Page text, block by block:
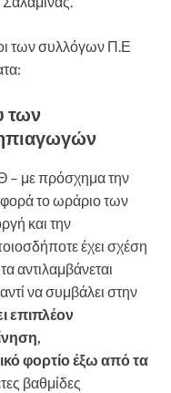
των συλλόγων Π.Ε
των
– με πρόσχημα την
φορά το ωράριο των
και την
έχει σχέση
αντιλαμβάνεται
να συμβάλει στην
επιπλέον
φορτίο έξω από τα
βαθμίδες